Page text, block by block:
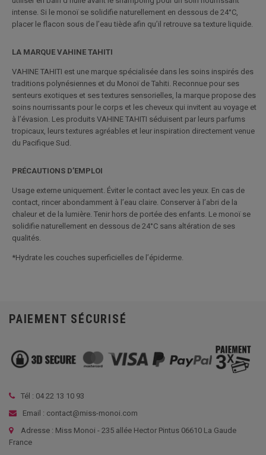
intense. Si le monoï se solidifie naturellement en dessous de 24°C,
placer le flacon sous de l’eau tiède afin qu’il retrouve sa texture liquide.
LA MARQUE VAHINE TAHITI
VAHINE TAHITI est une marque spécialisée dans les soins inspirés des
traditions polynésiennes et du Monoï de Tahiti. Reconnue pour ses
senteurs exotiques et ses textures sensorielles, la marque propose des
soins nourrissants pour le corps et les cheveux qui invitent au voyage et
à l’évasion. Les produits VAHINE TAHITI séduisent par leurs parfums
tropicaux, leurs textures agréables et leur inspiration directement venue
du Pacifique Sud.
PRÉCAUTIONS D’EMPLOI
Usage externe uniquement. Éviter le contact avec les yeux. En cas de
contact, rincer abondamment à l’eau claire. Conserver à l’abri de la
chaleur et de la lumière. Tenir hors de portée des enfants. Le monoï se
solidifie naturellement en dessous de 24°C sans altération de ses
qualités.
*Hydrate les couches superficielles de l’épiderme.
PAIEMENT SÉCURISÉ
Tél : 04 22 13 10 93
Email : contact@miss-monoi.com
Adresse : Miss Monoi - 235 allée Hector Pintus 06610 La Gaude
France